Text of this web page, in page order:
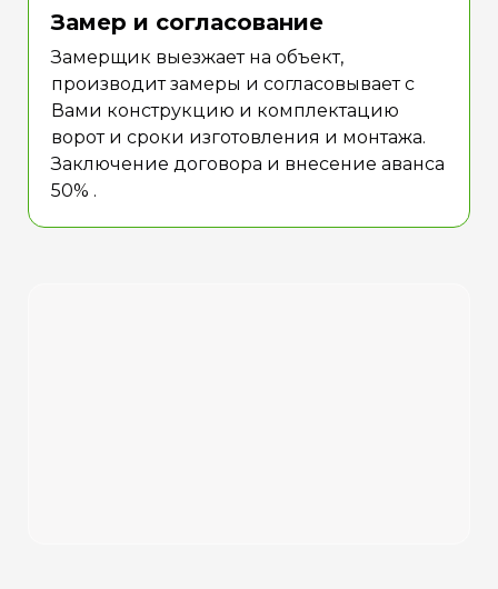
Замер и согласование
Замерщик выезжает на объект,
производит замеры и согласовывает с
Вами конструкцию и комплектацию
ворот и сроки изготовления и монтажа.
Заключение договора и внесение аванса
50% .